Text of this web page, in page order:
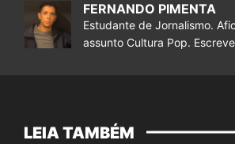
FERNANDO PIMENTA
Estudante de Jornalismo.
assunto Cultura Pop.
LEIA TAMBÉM